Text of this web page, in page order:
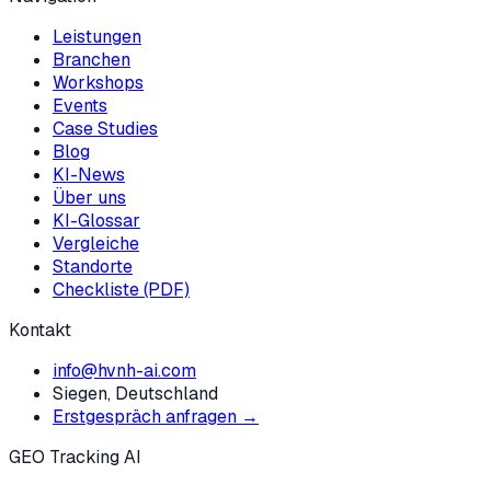
Leistungen
Branchen
Workshops
Events
Case Studies
Blog
KI-News
Über uns
KI-Glossar
Vergleiche
Standorte
Checkliste (PDF)
Kontakt
info@hvnh-ai.com
Siegen, Deutschland
Erstgespräch anfragen →
GEO Tracking AI